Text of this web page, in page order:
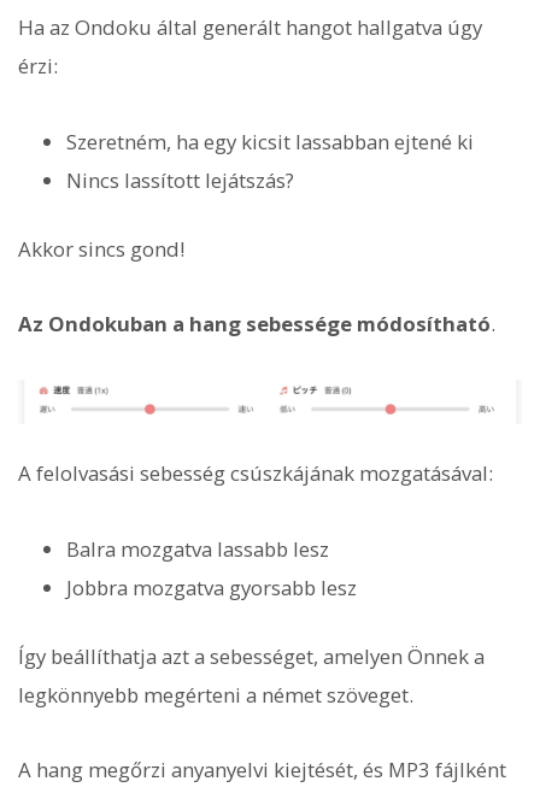
Ha az Ondoku által generált hangot hallgatva úgy
érzi:
Szeretném, ha egy kicsit lassabban ejtené ki
Nincs lassított lejátszás?
Akkor sincs gond!
Az Ondokuban a hang sebessége módosítható.
A felolvasási sebesség csúszkájának mozgatásával:
Balra mozgatva lassabb lesz
Jobbra mozgatva gyorsabb lesz
Így beállíthatja azt a sebességet, amelyen Önnek a
legkönnyebb megérteni a német szöveget.
A hang megőrzi anyanyelvi kiejtését, és MP3 fájlként